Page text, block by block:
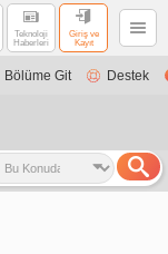
Teknoloji
Haberleri
Giriş ve
Kayıt
Bölüme Git Destek